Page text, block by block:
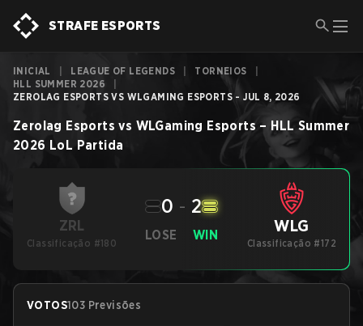
STRAFE ESPORTS
INICIAL LEAGUE OF LEGENDS TORNEIOS
HLL SUMMER 2026
ZEROLAG ESPORTS VS WLGAMING ESPORTS - JUL 8, 2026
Zerolag Esports vs WLGaming Esports – HLL Summer
2026 LoL Partida
ZRL
Classificação #180
LOSE
0 - 2
WIN WLG
Classificação #172
VOTOS103 Previsões